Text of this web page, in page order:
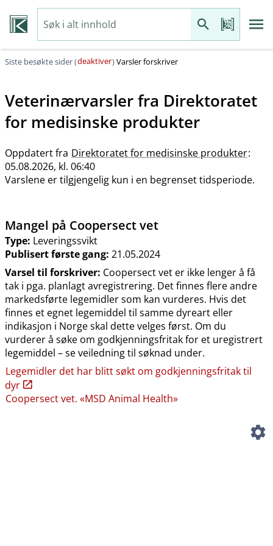
Siste besøkte sider (deaktiver)Varsler forskriver
Veterinærvarsler fra Direktoratet
for medisinske produkter
Oppdatert fra Direktoratet for medisinske produkter:
05.08.2026, kl. 06:40
Varslene er tilgjengelig kun i en begrenset tidsperiode.
Mangel på Coopersect vet
Type: Leveringssvikt
Publisert første gang: 21.05.2024
Varsel til forskriver: Coopersect vet er ikke lenger å få
tak i pga. planlagt avregistrering. Det finnes flere andre
markedsførte legemidler som kan vurderes. Hvis det
finnes et egnet legemiddel til samme dyreart eller
indikasjon i Norge skal dette velges først. Om du
vurderer å søke om godkjenningsfritak for et uregistrert
legemiddel – se veiledning til søknad under.
Legemidler det har blitt søkt om godkjenningsfritak til
dyr
Coopersect vet. «MSD Animal Health»